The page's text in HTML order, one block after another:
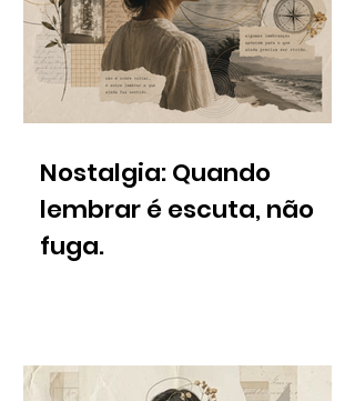
Nostalgia: Quando
lembrar é escuta, não
fuga.